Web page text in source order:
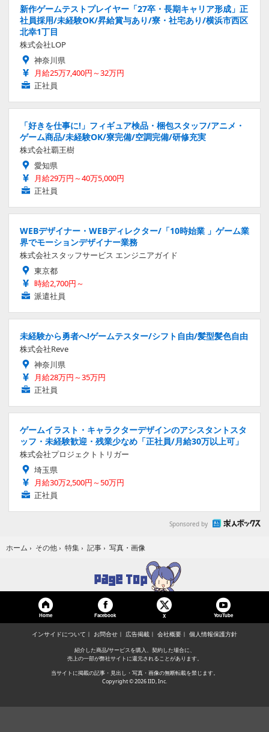
新作ゲームテストプレイヤー「27卒・長期キャリア形成」正
社員採用/未経験OK/昇給賞与あり/寮・社宅あり/横浜市西区
北幸1丁目
株式会社LOP
神奈川県
月給25万7,400円～32万円
正社員
「好きを仕事に!」フィギュア検品・梱包スタッフ/アニメ・
ゲーム商品/未経験OK/寮完備/空調完備/研修充実
株式会社覇王樹
愛知県
月給29万円～40万5,000円
正社員
WEBデザイナー・WEBディレクター/「10時始業 」ゲーム業
界でモーションデザイナー業務
株式会社スタッフサービス エンジニアガイド
東京都
時給2,700円～
派遣社員
未経験から勇者へ!ゲームテスター/シフト自由/髪型髪色自由
株式会社Reve
神奈川県
月給28万円～35万円
正社員
ゲームイラスト・キャラクターデザインのアシスタントスタ
ッフ・未経験歓迎・残業少なめ「正社員/月給30万以上可」
株式会社プロジェクトトリガー
埼玉県
月給30万2,500円～50万円
正社員
Sponsored by
ホーム › その他 › 特集 › 記事 › 写真・画像
Home Facebook X YouTube
インサイドについて お問合せ 広告掲載 会社概要 個人情報保護方針
紹介した商品/サービスを購入、契約した場合に、
売上の一部が弊社サイトに還元されることがあります。
当サイトに掲載の記事・見出し・写真・画像の無断転載を禁じます。
Copyright © 2026 IID, Inc.